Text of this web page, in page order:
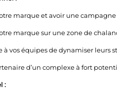
marque et avoir une
marque sur une zone de
à vos équipes de dynamiser leurs
d’un complexe à fort
: